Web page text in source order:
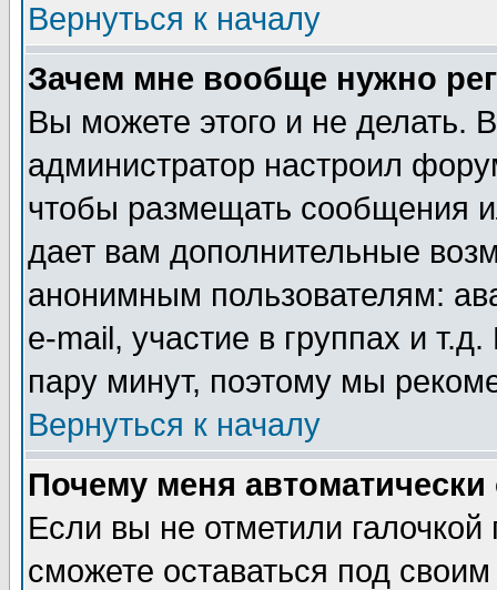
Вернуться к началу
Зачем мне вообще нужно
Вы можете этого и не делать.
администратор настроил
чтобы размещать сообщения
дает вам дополнительные
анонимным пользователям:
e-mail, участие в группах и
пару минут, поэтому мы
Вернуться к началу
Почему меня автоматически
Если вы не отметили галочкой
сможете оставаться под